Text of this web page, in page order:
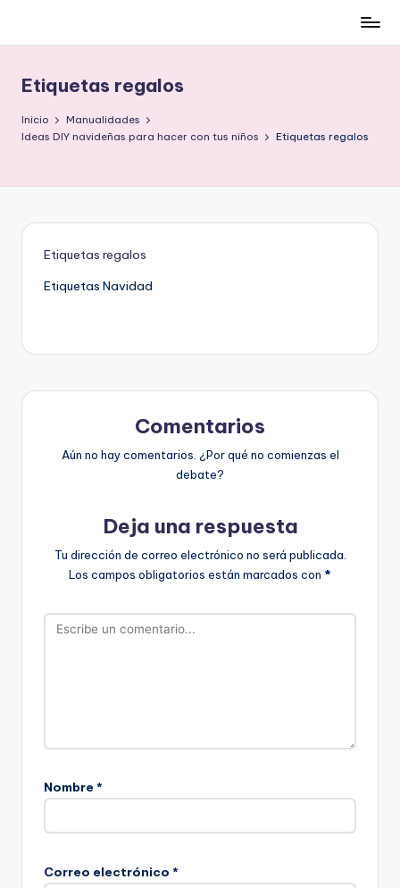
contenido
low-
cost
y
no
intento
Etiquetas regalos
Inicio
Manualidades
Ideas DIY navideñas para hacer con tus niños
Etiquetas regalos
Etiquetas regalos
Etiquetas Navidad
Comentarios
Aún no hay comentarios. ¿Por qué no comienzas el
debate?
Deja una respuesta
Tu dirección de correo electrónico no será publicada.
Los campos obligatorios están marcados con *
Nombre *
Correo electrónico *